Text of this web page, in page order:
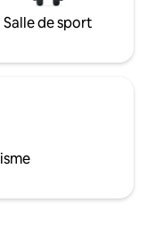
Salle de sport